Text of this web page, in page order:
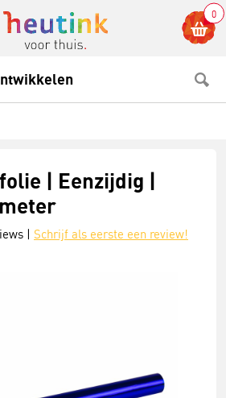
0
| Eenzijdig |
| Schrijf als eerste een review!